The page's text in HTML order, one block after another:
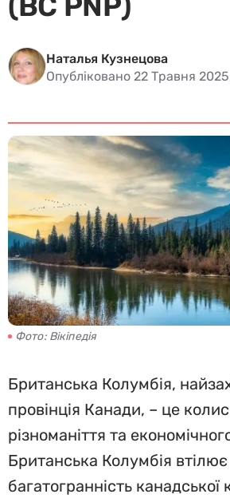
Наталья Кузнецова
Опубліковано 22 Травня
Фото: Вікіпедія
Британська Колумбія,
провінція Канади, – це
різноманіття та
Британська Колумбія втілює
багатогранність канадської